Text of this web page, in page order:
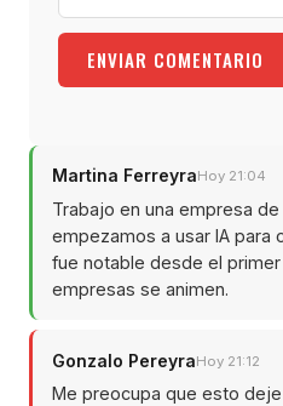
ENVIAR COMENTARIO
Martina FerreyraHoy 21:04
Trabajo en una empresa
empezamos a usar IA para
fue notable desde el primer
empresas se animen.
Gonzalo PereyraHoy 21:12
Me preocupa que esto